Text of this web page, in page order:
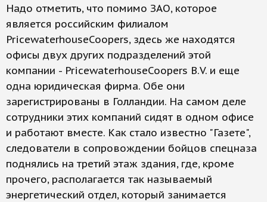
Надо отметить, что помимо ЗАО, которое
является российским филиалом
PricewaterhouseCoopers, здесь же находятся
офисы двух других подразделений этой
компании - PricewaterhouseCoopers B.V. и еще
одна юридическая фирма. Обе они
зарегистрированы в Голландии. На самом деле
сотрудники этих компаний сидят в одном офисе
и работают вместе. Как стало известно "Газете",
следователи в сопровождении бойцов спецназа
поднялись на третий этаж здания, где, кроме
прочего, располагается так называемый
энергетический отдел, который занимается